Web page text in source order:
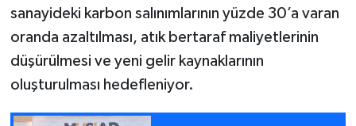
sanayideki karbon salınımlarının yüzde 30’a varan
oranda azaltılması, atık bertaraf maliyetlerinin
düşürülmesi ve yeni gelir kaynaklarının
oluşturulması hedefleniyor.